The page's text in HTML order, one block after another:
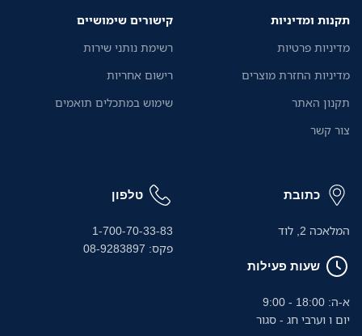
תקנות ומדיניות
מדיניות פרטיות
מדיניות החזרת מוצרים
תקנון האתר
צור קשר
קישורים שימושיים
רשימת נותני שירות
רישום אחריות
שימוש במתכלים תואמים
כתובת
המלאכה 2, לוד
שעות פעילות
א-ה: 18:00 - 9:00
יום ו וערבי חג - סגור
טלפון
1-700-70-33-83
פקס: 08-9283897